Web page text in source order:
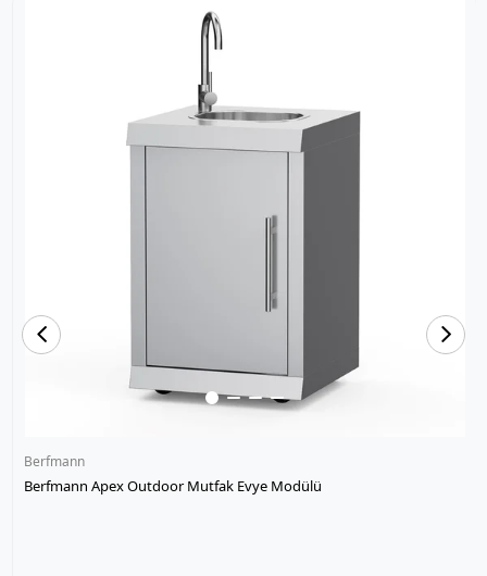
Berfmann
Berfmann Apex Outdoor Mutfak Evye Modülü